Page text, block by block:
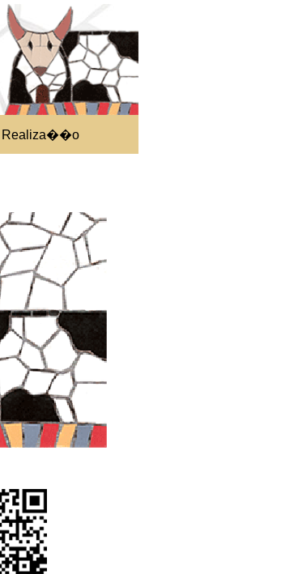
Realiza��o